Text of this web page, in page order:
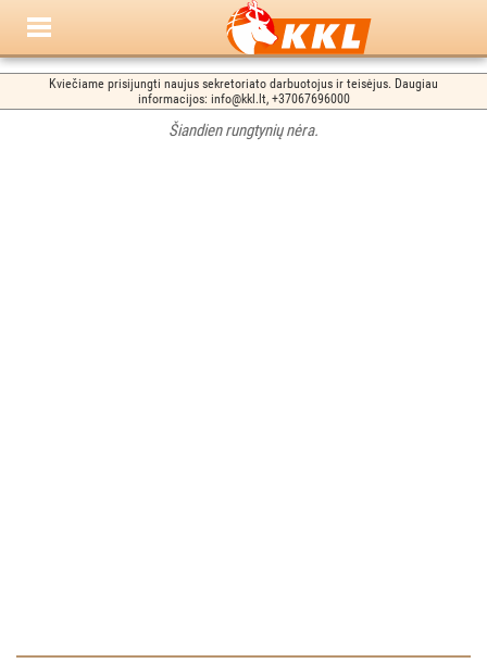
Kviečiame prisijungti naujus sekretoriato darbuotojus ir teisėjus. Daugiau
informacijos: info@kkl.lt, +37067696000
Šiandien rungtynių nėra.